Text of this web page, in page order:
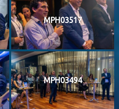
MPH03517
MPH03494